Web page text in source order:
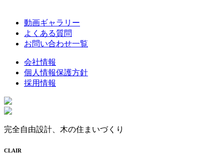
動画ギャラリー
よくある質問
お問い合わせ一覧
会社情報
個人情報保護方針
採用情報
完全自由設計、木の住まいづくり
CLAIR